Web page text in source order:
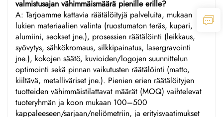
valmistusajan vähimmäismäärä pienille erille?
A: Tarjoamme kattavia räätälöityjä palveluita, mukaan
lukien materiaalien valinta (ruostumaton teräs, kupari,
alumiini, seokset jne.), prosessien räätälöinti (leikkaus,
syövytys, sähkökromaus, silkkipainatus, lasergravointi
jne.), kokojen säätö, kuvioiden/logojen suunnittelun
optimointi sekä pinnan vaikutusten räätälöinti (matto,
kiiltävä, metalliväriset jne.). Pienien erien räätälöityjen
tuotteiden vähimmäistilattavat määrät (MOQ) vaihtelevat
tuoteryhmän ja koon mukaan 100–500
kappaleeseen/sarjaan/neliömetriin, ja erityisvaatimukset